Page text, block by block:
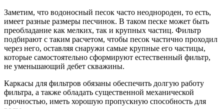
Заметим, что водоносный песок часто неоднороден, то есть,
имеет разные размеры песчинок. В таком песке может быть
преобладание как мелких, так и крупных частиц. Фильтр
подбирают с таким расчетом, чтобы песок частично проходил
через него, оставляя снаружи самые крупные его частицы,
которые самостоятельно сформируют естественный фильтр,
не уменьшающий дебет скважины.
Каркасы для фильтров обязаны обеспечить долгую работу
фильтра, а также обладать существенной механической
прочностью, иметь хорошую пропускную способность для